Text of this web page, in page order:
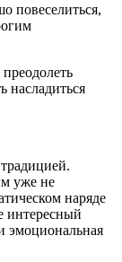
повеселиться,
насладиться
уже не
наряде
интересный
эмоциональная